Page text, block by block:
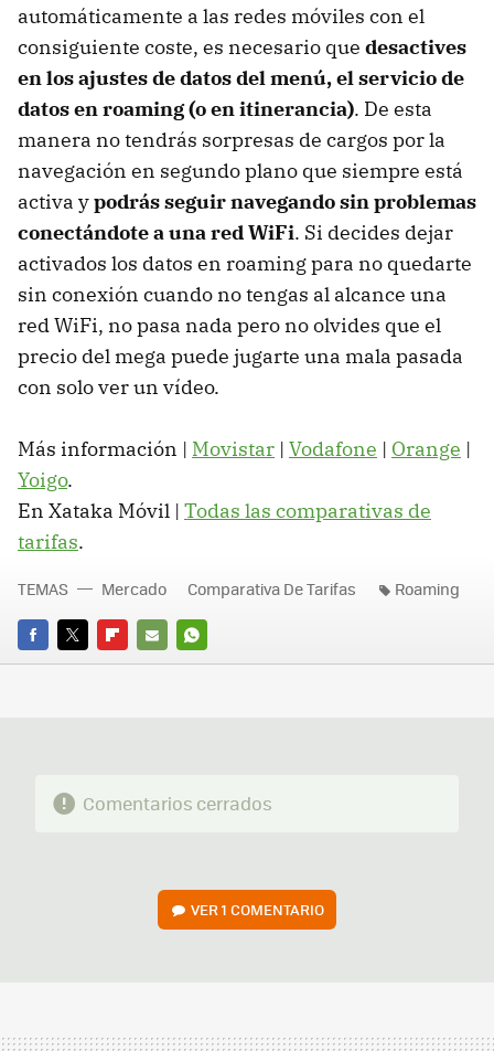
automáticamente a las redes móviles con el
consiguiente coste, es necesario que desactives
en los ajustes de datos del menú, el servicio de
datos en roaming (o en itinerancia). De esta
manera no tendrás sorpresas de cargos por la
navegación en segundo plano que siempre está
activa ypodrás seguir navegando sin problemas
conectándote a una red WiFi. Si decides dejar
activados los datos en roaming para no quedarte
sin conexión cuando no tengas al alcance una
red WiFi, no pasa nada pero no olvides que el
precio del mega puede jugarte una mala pasada
con solo ver un vídeo.
Más información | Movistar | Vodafone | Orange |
Yoigo.
En Xataka Móvil | Todas las comparativas de
tarifas.
FACEBOOK
TWITTERFLIPBOARD
E-
WHATSAPP
TEMAS Mercado Comparativa De Tarifas Roaming
Comentarios cerrados
VER1 COMENTARIO